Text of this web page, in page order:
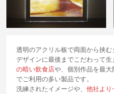
透明のアクリル板で両面から挟む
デザインに最後までこだわって生
の暗い飲食店や、個別作品を最
でご利用の多い製品です。
洗練されたイメージや、他社より